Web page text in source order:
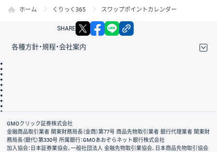
ホーム くりっく365 スワップポイントカレンダー
SHARE X facebook
各種方針・規程・会社案内
会社案内
GMOクリック証券株式会社
金融商品取引業者 関東財務局長（金商）第77号 商品先物取引業者 銀行代理業者 関東財
務局長（銀代）第330号 所属銀行：GMOあおぞらネット銀行株式会社
加入協会：日本証券業協会、一般社団法人 金融先物取引業協会、日本商品先物取引協会